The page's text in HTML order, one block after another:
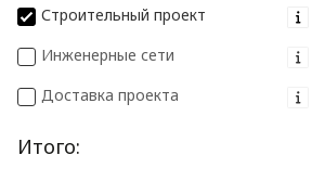
Строительный проект
Инженерные сети
Доставка проекта
Итого: